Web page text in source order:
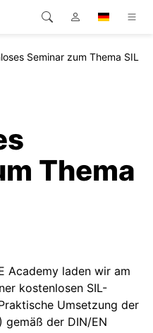
Seminar zum Thema SIL
Academy laden wir am
kostenlosen SIL-
Umsetzung der
gemäß der DIN/EN
Thema